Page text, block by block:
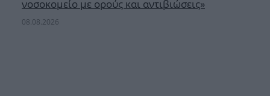
νοσοκομείο με ορούς και αντιβιώσεις»
08.08.2026